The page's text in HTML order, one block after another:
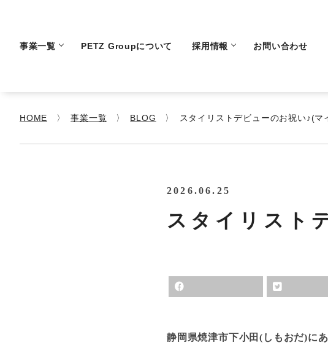
事業一覧 PETZ Groupについて 採用情報 お問い合わせ
HOME 事業一覧 BLOG スタイリストデビューのお祝い♪(マ
2026.06.25
スタイリスト
静岡県焼津市下小田(しもおだ)に